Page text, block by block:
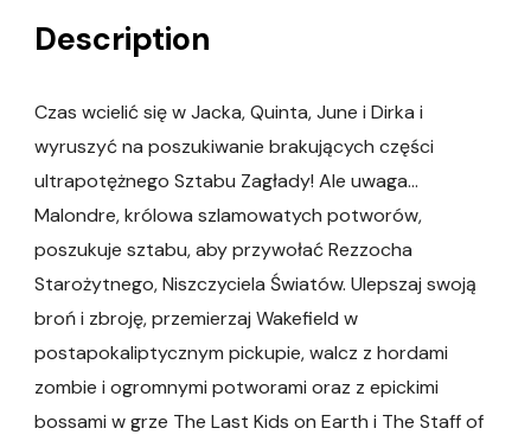
Description
Czas wcielić się w Jacka, Quinta, June i Dirka i
wyruszyć na poszukiwanie brakujących części
ultrapotężnego Sztabu Zagłady! Ale uwaga…
Malondre, królowa szlamowatych potworów,
poszukuje sztabu, aby przywołać Rezzocha
Starożytnego, Niszczyciela Światów. Ulepszaj swoją
broń i zbroję, przemierzaj Wakefield w
postapokaliptycznym pickupie, walcz z hordami
zombie i ogromnymi potworami oraz z epickimi
bossami w grze The Last Kids on Earth i The Staff of